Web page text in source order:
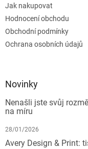
Jak nakupovat
Hodnocení obchodu
Obchodní podmínky
Ochrana osobních údajů
Novinky
Nenašli jste svůj
na míru
28/01/2026
Avery Design & Print: